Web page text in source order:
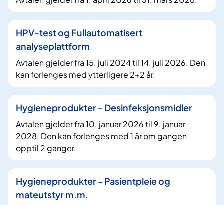
HPV-test og Fullautomatisert
analyseplattform
Avtalen gjelder fra 15. juli 2024 til 14. juli 2026. Den
kan forlenges med ytterligere 2+2 år.
Hygieneprodukter - Desinfeksjonsmidler
Avtalen gjelder fra 10. januar 2026 til 9. januar
2028. Den kan forlenges med 1 år om gangen
opptil 2 ganger.
Hygieneprodukter - Pasientpleie og
mateutstyr m.m.